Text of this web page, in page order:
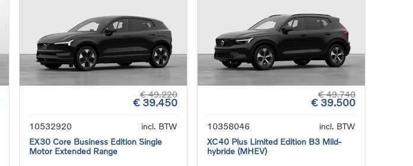
€ 49.220
€ 39.450
10532920
incl. BTW
EX30 Core Business Edition Single
Motor Extended Range
€ 49.740
€ 39.500
10358046
incl. BTW
XC40 Plus Limited Edition B3 Mild-
hybride (MHEV)